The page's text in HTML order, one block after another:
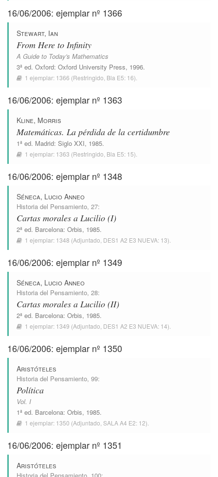
16/06/2006: ejemplar nº 1366
Stewart, Ian
From Here to Infinity
A Guide to Today's Mathematics
3ª ed. Oxford: Oxford University Press, 1996.
1 ejemplar: 1366 (Restringido, Bla E5: 16).
16/06/2006: ejemplar nº 1363
Kline, Morris
Matemáticas. La pérdida de la certidumbre
1ª ed. Madrid: Siglo XXI, 1985.
1 ejemplar: 1363 (Restringido, Bla E5: 15).
16/06/2006: ejemplar nº 1348
Séneca, Lucio Anneo
Historia del Pensamiento, 27:
Cartas morales a Lucilio (I)
2ª ed. Barcelona: Orbis, 1985.
1 ejemplar: 1348 (Adjuntado, DES1 A2 E3 NUEVA: 13).
16/06/2006: ejemplar nº 1349
Séneca, Lucio Anneo
Historia del Pensamiento, 28:
Cartas morales a Lucilio (II)
2ª ed. Barcelona: Orbis, 1985.
1 ejemplar: 1349 (Adjuntado, DES1 A2 E3 NUEVA: 14).
16/06/2006: ejemplar nº 1350
Aristóteles
Historia del Pensamiento, 99:
Política
Vol. I
1ª ed. Barcelona: Orbis, 1985.
1 ejemplar: 1350 (Adjuntado, SALA A4 E2: 12).
16/06/2006: ejemplar nº 1351
Aristóteles